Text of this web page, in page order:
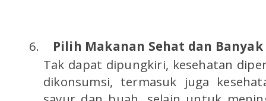
6.
Pilih Makanan Sehat dan
Tak dapat dipungkiri, kesehatan
dikonsumsi, termasuk juga